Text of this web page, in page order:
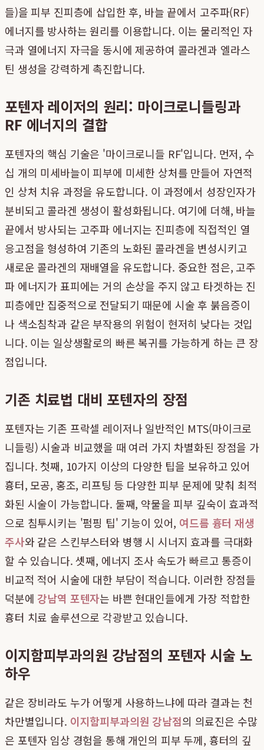
들)을 피부 진피층에 삽입한 후, 바늘 끝에서 고주파(RF)
에너지를 방사하는 원리를 이용합니다. 이는 물리적인 자
극과 열에너지 자극을 동시에 제공하여 콜라겐과 엘라스
틴 생성을 강력하게 촉진합니다.
포텐자 레이저의 원리: 마이크로니들링과
RF 에너지의 결합
포텐자의 핵심 기술은 '마이크로니들 RF'입니다. 먼저, 수
십 개의 미세바늘이 피부에 미세한 상처를 만들어 자연적
인 상처 치유 과정을 유도합니다. 이 과정에서 성장인자가
분비되고 콜라겐 생성이 활성화됩니다. 여기에 더해, 바늘
끝에서 방사되는 고주파 에너지는 진피층에 직접적인 열
응고점을 형성하여 기존의 노화된 콜라겐을 변성시키고
새로운 콜라겐의 재배열을 유도합니다. 중요한 점은, 고주
파 에너지가 표피에는 거의 손상을 주지 않고 타겟하는 진
피층에만 집중적으로 전달되기 때문에 시술 후 붉음증이
나 색소침착과 같은 부작용의 위험이 현저히 낮다는 것입
니다. 이는 일상생활로의 빠른 복귀를 가능하게 하는 큰 장
점입니다.
기존 치료법 대비 포텐자의 장점
포텐자는 기존 프락셀 레이저나 일반적인 MTS(마이크로
니들링) 시술과 비교했을 때 여러 가지 차별화된 장점을 가
집니다. 첫째, 10가지 이상의 다양한 팁을 보유하고 있어
흉터, 모공, 홍조, 리프팅 등 다양한 피부 문제에 맞춰 최적
화된 시술이 가능합니다. 둘째, 약물을 피부 깊숙이 효과적
으로 침투시키는 '펌핑 팁' 기능이 있어, 여드름 흉터 재생
주사와 같은 스킨부스터와 병행 시 시너지 효과를 극대화
할 수 있습니다. 셋째, 에너지 조사 속도가 빠르고 통증이
비교적 적어 시술에 대한 부담이 적습니다. 이러한 장점들
덕분에 강남역 포텐자는 바쁜 현대인들에게 가장 적합한
흉터 치료 솔루션으로 각광받고 있습니다.
이지함피부과의원 강남점의 포텐자 시술 노
하우
같은 장비라도 누가 어떻게 사용하느냐에 따라 결과는 천
차만별입니다. 이지함피부과의원 강남점의 의료진은 수많
은 포텐자 임상 경험을 통해 개인의 피부 두께, 흉터의 깊